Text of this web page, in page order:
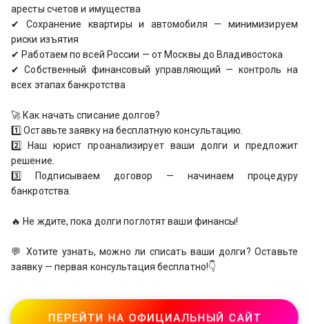
аресты счетов и имущества
✔ Сохранение квартиры и автомобиля — минимизируем
риски изъятия
✔ Работаем по всей России — от Москвы до Владивостока
✔ Собственный финансовый управляющий — контроль на
всех этапах банкротства
🚀 Как начать списание долгов?
1️⃣ Оставьте заявку на бесплатную консультацию.
2️⃣ Наш юрист проанализирует ваши долги и предложит
решение.
3️⃣ Подписываем договор — начинаем процедуру
банкротства.
🔥 Не ждите, пока долги поглотят ваши финансы!
💬 Хотите узнать, можно ли списать ваши долги? Оставьте
заявку — первая консультация бесплатно!👇
ПЕРЕЙТИ НА ОФИЦИАЛЬНЫЙ САЙТ